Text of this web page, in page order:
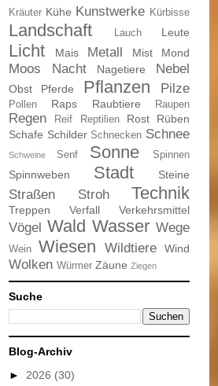
Kräuter Kühe Kunstwerke Kürbisse
Landschaft Lauch Leute
Licht Mais Metall Mist Mond
Moos Nacht Nagetiere Nebel
Obst Pferde Pflanzen Pilze
Pollen Raps Raubtiere Raupen
Regen Reif Reptilien Rost
Rüben
Schafe Schilder Schnecken Schnee
Schweine Senf Sonne Spinnen
Spinnweben Stadt Steine
Straßen Stroh Technik
Treppen Verfall Verkehrsmittel
Vögel Wald Wasser Wege
Wein Wiesen Wildtiere Wind
Wolken Würmer Zäune Ziegen
Suche
Blog-Archiv
► 2026 (30)